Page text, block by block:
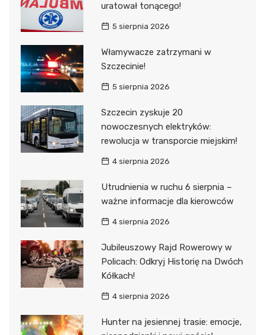
uratował tonącego!
5 sierpnia 2026
Włamywacze zatrzymani w
Szczecinie!
5 sierpnia 2026
Szczecin zyskuje 20
nowoczesnych elektryków:
rewolucja w transporcie miejskim!
4 sierpnia 2026
Utrudnienia w ruchu 6 sierpnia –
ważne informacje dla kierowców
4 sierpnia 2026
Jubileuszowy Rajd Rowerowy w
Policach: Odkryj Historię na Dwóch
Kółkach!
4 sierpnia 2026
Hunter na jesiennej trasie: emocje,